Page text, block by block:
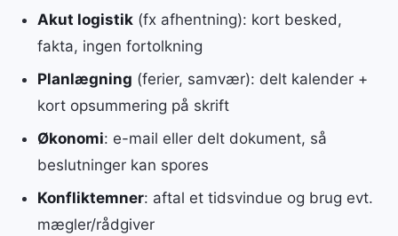
Akut logistik(fx afhentning): kort besked,
fakta, ingen fortolkning
Planlægning (ferier, samvær): delt kalender +
kort opsummering på skrift
Økonomi: e-mail eller delt dokument, så
beslutninger kan spores
Konfliktemner: aftal et tidsvindue og brug evt.
mægler/rådgiver